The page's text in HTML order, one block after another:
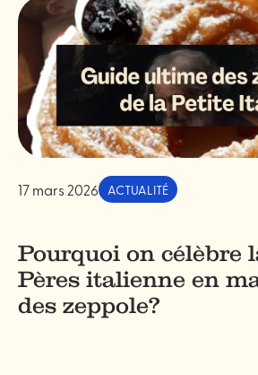
17 mars 2026 ACTUALITÉ
Pourquoi on célèbre
Pères italienne en
des zeppole?